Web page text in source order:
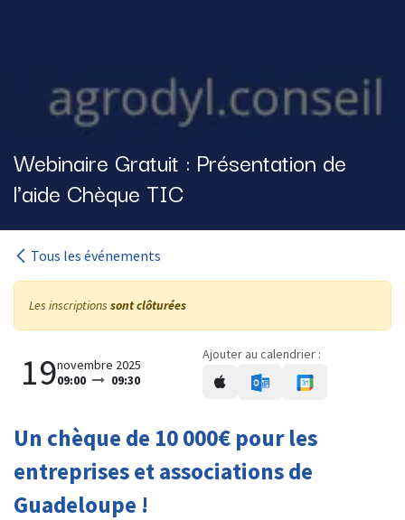
Webinaire Gratuit : Présentation de
l'aide Chèque TIC
Tous les événements
Les inscriptions sont clôturées
19novembre 2025
09:00
09:30
Ajouter au calendrier :
Un chèque de 10 000€ pour les
entreprises et associations de
Guadeloupe !